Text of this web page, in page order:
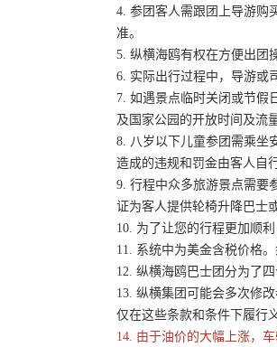
4. 参团客人需跟团上导游购
准。
5. 纵横海鸥有权在方便出团
6. 实际出行过程中，导游或
7. 如遇景点临时关闭或节假
及国家公园的开放时间及流
8. 八岁以下儿童参团需乘坐
造成的违规和罚金由客人自
9. 行程中众多旅游景点需要
证为客人提供轮椅升降巴士
10. 为了让您的行程更加顺
11. 系统中为美金含税价格
12. 纵横海鸥巴士团分为了
13. 纵横集团可能会多次修
仅在这些条款和条件下履行
14. 由于油价的大幅上涨，